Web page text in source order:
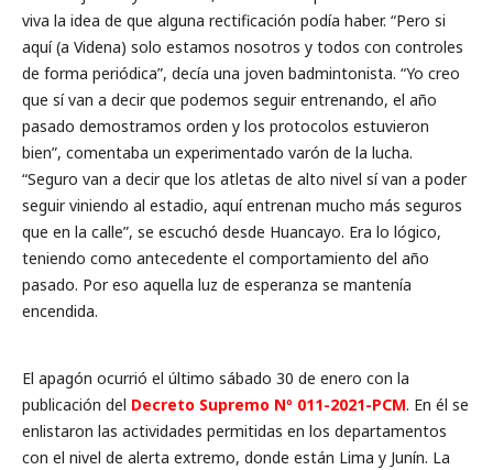
viva la idea de que alguna rectificación podía haber. “Pero si
aquí (a Videna) solo estamos nosotros y todos con controles
de forma periódica”, decía una joven badmintonista. “Yo creo
que sí van a decir que podemos seguir entrenando, el año
pasado demostramos orden y los protocolos estuvieron
bien”, comentaba un experimentado varón de la lucha.
“Seguro van a decir que los atletas de alto nivel sí van a poder
seguir viniendo al estadio, aquí entrenan mucho más seguros
que en la calle”, se escuchó desde Huancayo. Era lo lógico,
teniendo como antecedente el comportamiento del año
pasado. Por eso aquella luz de esperanza se mantenía
encendida.
El apagón ocurrió el último sábado 30 de enero con la
publicación del Decreto Supremo Nº 011-2021-PCM. En él se
enlistaron las actividades permitidas en los departamentos
con el nivel de alerta extremo, donde están Lima y Junín. La